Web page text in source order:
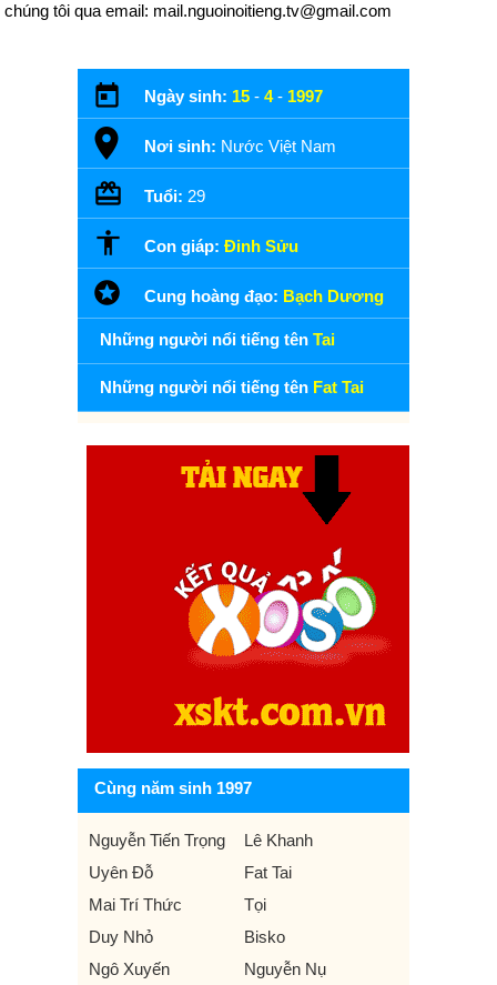
chúng tôi qua email: mail.nguoinoitieng.tv@gmail.com
Ngày sinh: 15 - 4- 1997
Nơi sinh: Nước Việt Nam
Tuổi: 29
Con giáp: Đinh Sửu
Cung hoàng đạo: Bạch Dương
Những người nổi tiếng tên Tai
Những người nổi tiếng tên Fat Tai
Cùng năm sinh 1997
Nguyễn Tiến Trọng
Lê Khanh
Uyên Đỗ
Fat Tai
Mai Trí Thức
Tọi
Duy Nhỏ
Bisko
Ngô Xuyến
Nguyễn Nụ